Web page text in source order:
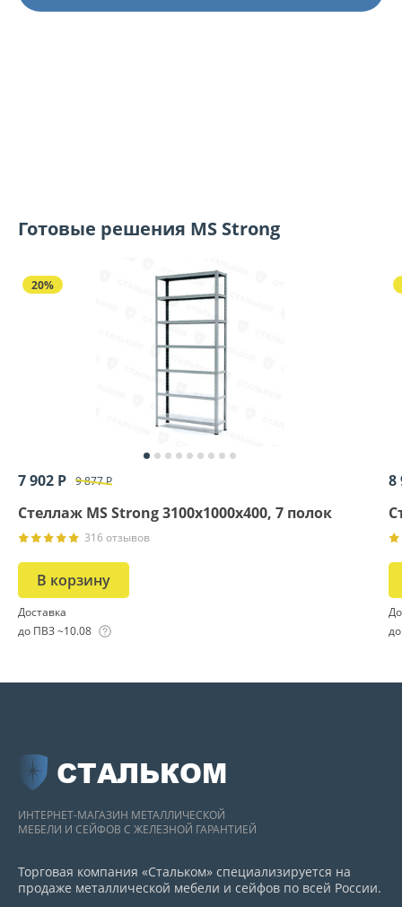
Готовые решения MS Strong
20%
7 902 Р 9 877 Р
Стеллаж MS Strong 3100х1000х400, 7 полок
316 отзывов
В корзину
Доставка
до ПВЗ ~10.08
8
СТАЛЬКОМ
ИНТЕРНЕТ-МАГАЗИН МЕТАЛЛИЧЕСКОЙ
МЕБЕЛИ И СЕЙФОВ С ЖЕЛЕЗНОЙ ГАРАНТИЕЙ
Торговая компания «Стальком» специализируется на
продаже металлической мебели и сейфов по всей России.